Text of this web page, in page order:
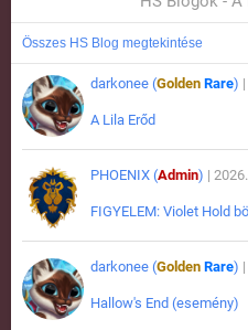
Összes HS Blog megtekintése
darkonee (Golden Rare)
A Lila Erőd
PHOENIX (Admin) |
FIGYELEM: Violet Hold
darkonee (Golden Rare)
Hallow's End (esemény)